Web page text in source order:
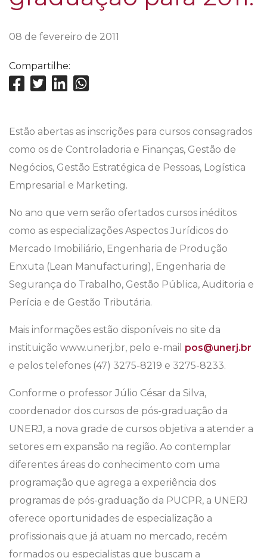
08 de fevereiro de 2011
Compartilhe:
Estão abertas as inscrições para cursos consagrados
como os de Controladoria e Finanças, Gestão de
Negócios, Gestão Estratégica de Pessoas, Logística
Empresarial e Marketing.
No ano que vem serão ofertados cursos inéditos
como as especializações Aspectos Jurídicos do
Mercado Imobiliário, Engenharia de Produção
Enxuta (Lean Manufacturing), Engenharia de
Segurança do Trabalho, Gestão Pública, Auditoria e
Perícia e de Gestão Tributária.
Mais informações estão disponíveis no site da
instituição www.unerj.br, pelo e-mail pos@unerj.br
e pelos telefones (47) 3275-8219 e 3275-8233.
Conforme o professor Júlio César da Silva,
coordenador dos cursos de pós-graduação da
UNERJ, a nova grade de cursos objetiva a atender a
setores em expansão na região. Ao contemplar
diferentes áreas do conhecimento com uma
programação que agrega a experiência dos
programas de pós-graduação da PUCPR, a UNERJ
oferece oportunidades de especialização a
profissionais que já atuam no mercado, recém
formados ou especialistas que buscam a